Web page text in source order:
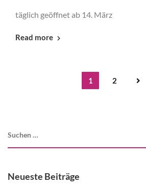
täglich geöffnet ab 14. März
Read more
1 2
Neueste Beiträge